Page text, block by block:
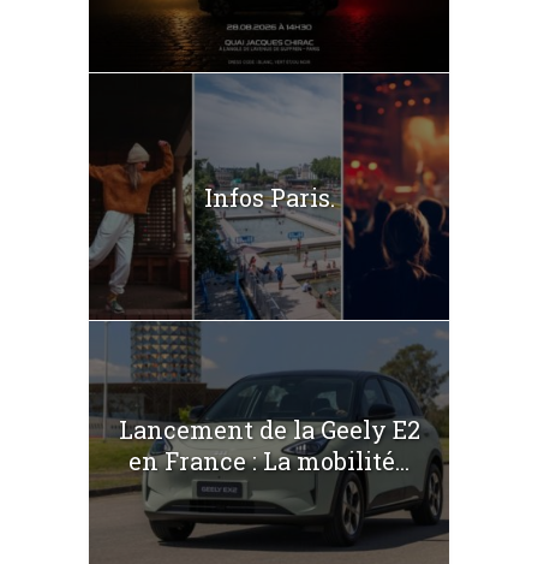
Infos Paris.
Lancement de la Geely E2
en France : La mobilité...